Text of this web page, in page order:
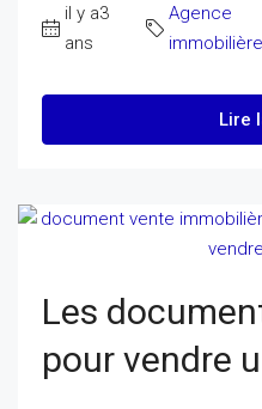
il y a3
ans
Agence
immobilière
Lire
Les
pour vendre